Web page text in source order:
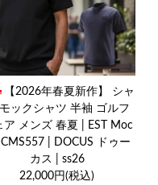
【2026年春夏新作】 シャ
ックシャツ 半袖 ゴルフ
ア メンズ 春夏 | EST Moc
| DOCUS ドゥー
カス | ss26
22,000円(税込)